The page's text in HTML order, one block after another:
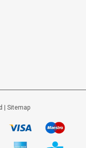
Sitemap